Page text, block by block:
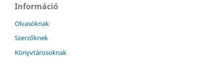
Információ
Olvasóknak
Szerzőknek
Könyvtárosoknak